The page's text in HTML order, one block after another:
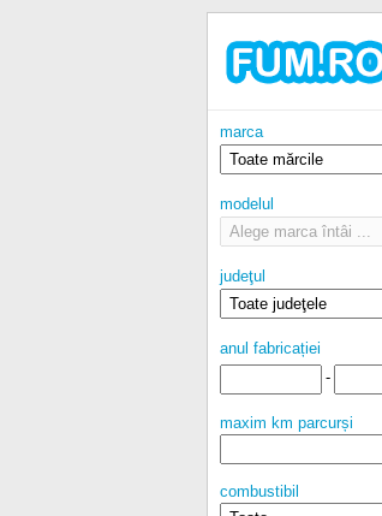
marca
modelul
judeţul
anul fabricației
-
maxim km parcurși
combustibil